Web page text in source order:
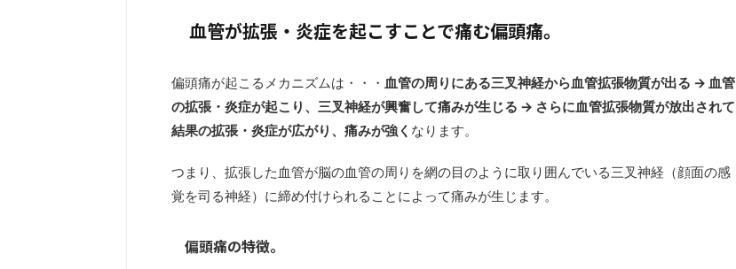
血管が拡張・炎症を起こすことで痛む偏頭痛。
偏頭痛が起こるメカニズムは・・・ 血管の周りにある三叉神経から血管拡張物質が出る → 血管
の拡張・炎症が起こり、三叉神経が興奮して痛みが生じる → さらに血管拡張物質が放出されて
結果の拡張・炎症が広がり、痛みが強く なります。
つまり、拡張した血管が脳の血管の周りを網の目のように取り囲んでいる三叉神経（顔面の感
覚を司る神経）に締め付けられることによって痛みが生じます。
偏頭痛の特徴。